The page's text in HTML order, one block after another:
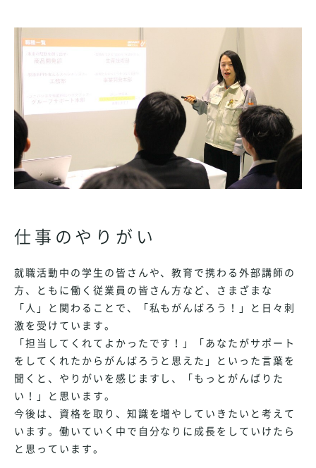
仕事のやりがい
就職活動中の学生の皆さんや、教育で携わる外部講師の
方、ともに働く従業員の皆さん方など、さまざまな
「人」と関わることで、「私もがんばろう！」と日々刺
激を受けています。
「担当してくれてよかったです！」「あなたがサポート
をしてくれたからがんばろうと思えた」といった言葉を
聞くと、やりがいを感じますし、「もっとがんばりた
い！」と思います。
今後は、資格を取り、知識を増やしていきたいと考えて
います。働いていく中で自分なりに成長をしていけたら
と思っています。